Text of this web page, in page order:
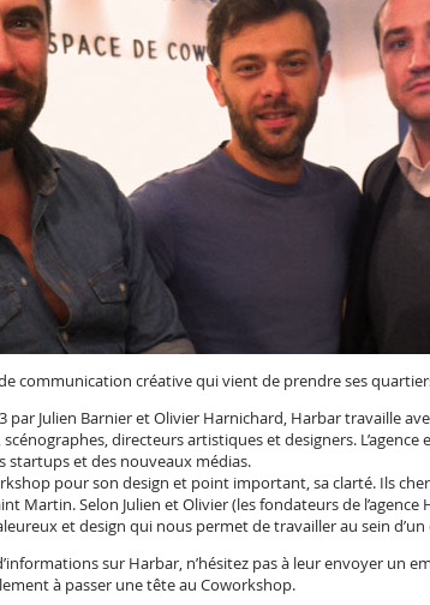
communication créative qui vient de prendre ses
par Julien Barnier et Olivier Harnichard, Harbar travaille
directeurs artistiques et designers. L’agence
startups et des nouveaux médias.
pour son design et point important, sa clarté. Ils
Martin. Selon Julien et Olivier (les fondateurs de l’agence
et design qui nous permet de travailler au sein
sur Harbar, n’hésitez pas à leur envoyer un
à passer une tête au Coworkshop.